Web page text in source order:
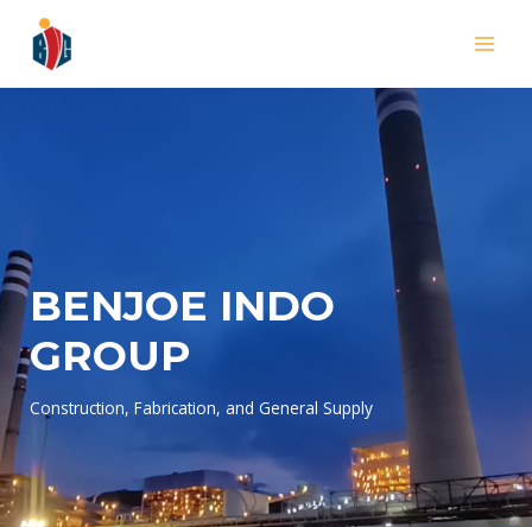
BENJOE INDO
GROUP
Construction, Fabrication, and General Supply